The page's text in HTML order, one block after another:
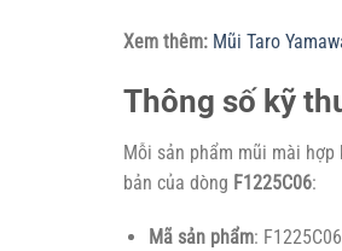
Xem thêm: Mũi Taro
Thông số kỹ
Mỗi sản phẩm mũi mài
bản của dòng F1225C06:
Mã sản phẩm: F1225C06